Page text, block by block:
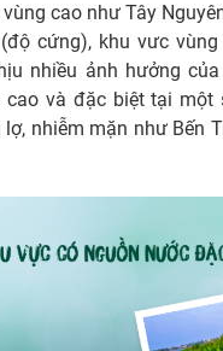
cao như Tây
cứng), khu vưc
nhiều ảnh hưởng
cao và đặc biệt tại một
nhiễm mặn như Bến